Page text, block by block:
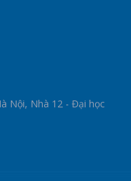
Nội, Nhà 12 - Đại học